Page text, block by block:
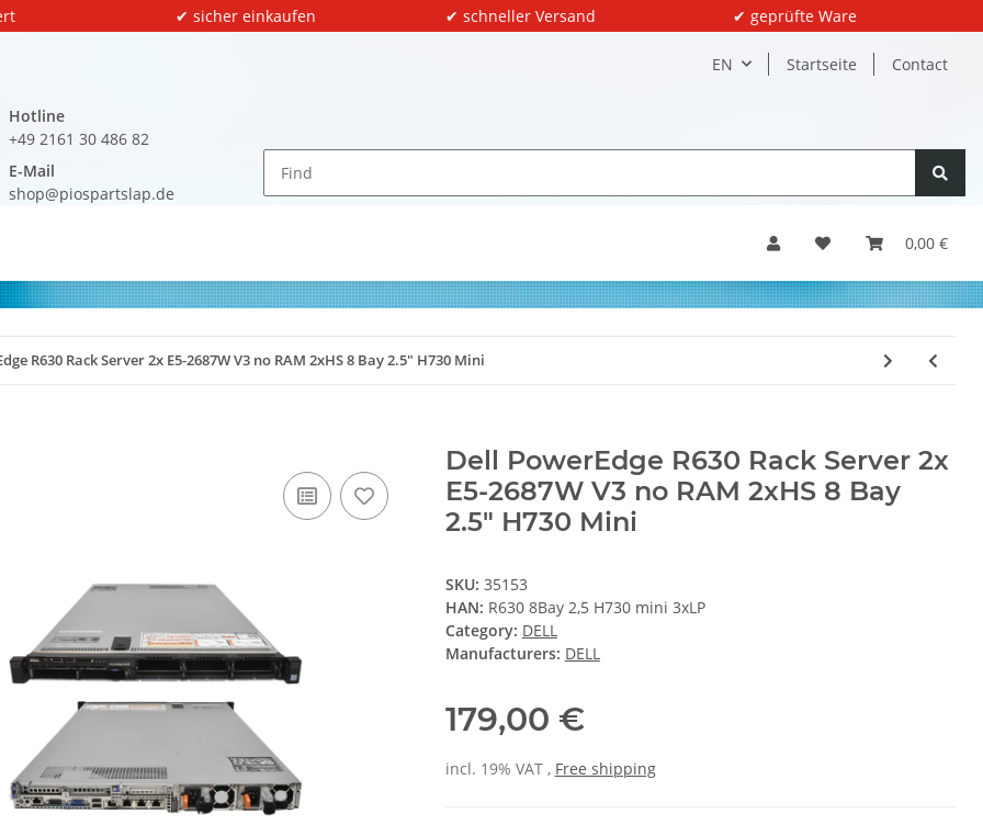
✔ sicher einkaufen ✔ schneller Versand ✔ geprüfte Ware
EN Startseite Contact
Hotline
+49 2161 30 486 82
E-Mail
shop@piospartslap.de
0,00 €
R630 Rack Server 2x E5-2687W V3 no RAM 2xHS 8 Bay 2.5" H730 Mini
Dell PowerEdge R630 Rack Server 2x
E5-2687W V3 no RAM 2xHS 8 Bay
2.5" H730 Mini
SKU: 35153
HAN: R630 8Bay 2,5 H730 mini 3xLP
Category: DELL
Manufacturers: DELL
179,00 €
incl. 19% VAT , Free shipping